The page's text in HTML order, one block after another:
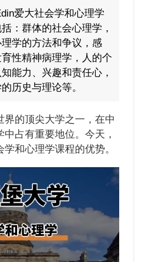
爱大社会学和心理学
：群体的社会心理学，
学的方法和争议，感
性精神病理学，人的个
能力、兴趣和责任心，
历史与理论等。
界的顶尖大学之一，在中
占有重要地位。今天，
和心理学课程的优势。